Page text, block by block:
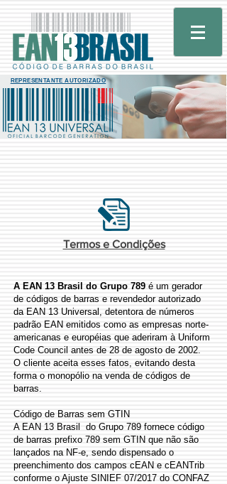
REPRESENTANTE AUTORIZADO
Termos e Condições
A EAN 13 Brasil do Grupo 789 é um gerador
de códigos de barras e revendedor autorizado
da EAN 13 Universal, detentora de números
padrão EAN emitidos como as empresas norte-
americanas e européias que aderiram à Uniform
Code Council antes de 28 de agosto de 2002.
O cliente aceita esses fatos, evitando desta
forma o monopólio na venda de códigos de
barras.
​Código de Barras sem GTIN
A EAN 13 Brasil do Grupo 789 fornece código
de barras prefixo 789 sem GTIN que não são
lançados na NF-e, sendo dispensado o
preenchimento dos campos cEAN e cEANTrib
conforme o Ajuste SINIEF 07/2017 do CONFAZ